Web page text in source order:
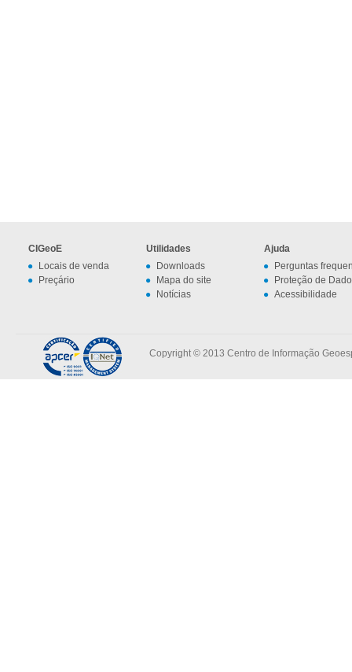
CIGeoE
Locais de venda
Preçário
Utilidades
Downloads
Mapa do site
Notícias
Ajuda
Perguntas
Proteção de
Acessibilidade
Copyright © 2013 Centro de Informação